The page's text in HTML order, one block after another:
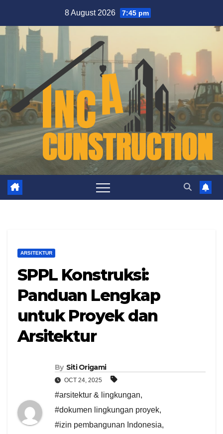
content
8 August 2026 7:45 pm
ARSITEKTUR
SPPL Konstruksi:
Panduan Lengkap
untuk Proyek dan
Arsitektur
By Siti Origami
OCT 24, 2025
#arsitektur & lingkungan,
#dokumen lingkungan proyek,
#izin pembangunan Indonesia,